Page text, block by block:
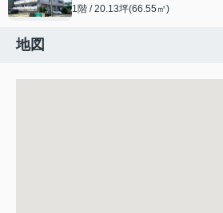
1階 / 20.13坪(66.55㎡)
地図